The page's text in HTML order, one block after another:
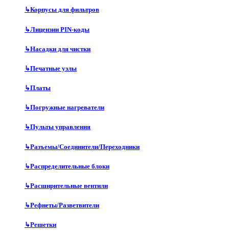
↳Корпусы для фильтров
↳Лицензии PIN-коды
↳Насадки для чистки
↳Печатные узлы
↳Платы
↳Погружные нагреватели
↳Пульты управления
↳Разъемы/Соединители/Переходники
↳Распределительные блоки
↳Расширительные вентили
↳Рефнеты/Разветвители
↳Решетки